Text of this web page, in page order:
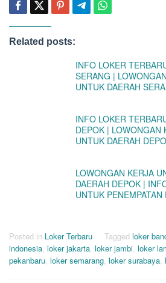
Related posts:
INFO LOKER
SERANG |
UNTUK DAERAH
INFO LOKER
DEPOK | LOWONGAN
UNTUK DAERAH
LOWONGAN KERJA
DAERAH DEPOK |
UNTUK
Posted in Loker Terbaru Tagged loker
indonesia, loker jakarta, loker jambi, loker
pekanbaru, loker semarang, loker surabaya,